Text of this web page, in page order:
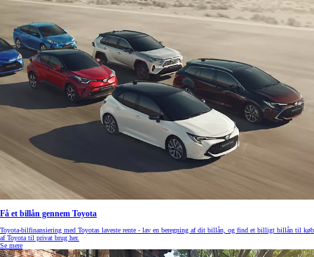
Få et billån gennem Toyota
Toyota-bilfinansiering med Toyotas laveste rente - lav en beregning af dit billån, og find et billigt billån til køb
af Toyota til privat brug her.
Se mere